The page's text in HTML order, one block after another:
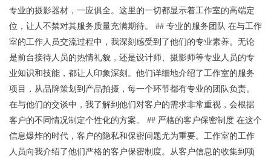
专业的摄影器材，一应俱全。这里的一切都显示着工作室的高端定
位，让人不禁对其服务质量充满期待。 ## 专业的服务团队 在与工作
室的工作人员交流过程中，我深刻感受到了他们的专业素养。无论
是前台接待人员的热情礼貌，还是设计师、摄影师等专业人员的专
业知识和技能，都让人印象深刻。他们详细地介绍了工作室的服务
项目，从品牌策划到产品拍摄，每一个环节都有专业的团队负责。
在与他们的交谈中，我了解到他们对客户的需求非常重视，会根据
客户的不同情况制定个性化的方案。 ## 严格的客户保密制度 在这个
信息爆炸的时代，客户的隐私和保密问题尤为重要。工作室的工作
人员向我介绍了他们严格的客户保密制度。从客户信息的收集到项